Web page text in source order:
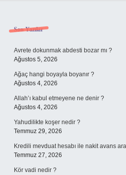
Sidebar
Son Yazılar
Avrete dokunmak abdesti bozar mı ?
Ağustos 5, 2026
Ağaç hangi boyayla boyanır ?
Ağustos 4, 2026
Allah’ı kabul etmeyene ne denir ?
Ağustos 4, 2026
Yahudilikte koşer nedir ?
Temmuz 29, 2026
Kredili mevduat hesabı ile nakit avans
Temmuz 27, 2026
Kör vadi nedir ?